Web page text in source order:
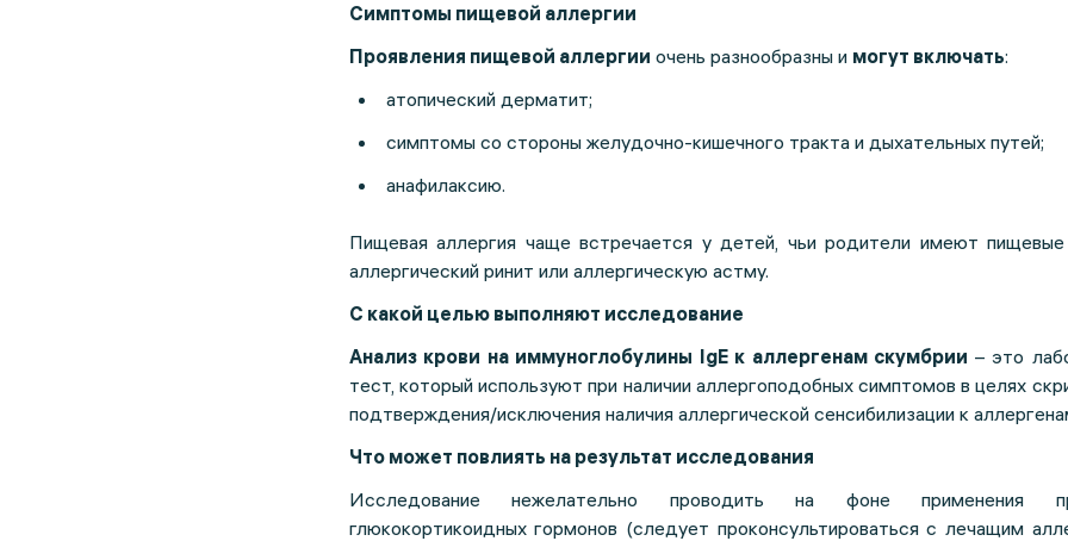
Симптомы пищевой аллергии
Проявления пищевой аллергии очень разнообразны и могут включать:
атопический дерматит;
симптомы со стороны желудочно-кишечного тракта и дыхательных путей;
анафилаксию.
Пищевая аллергия чаще встречается у детей, чьи родители имеют пищевые
аллергический ринит или аллергическую астму.
С какой целью выполняют исследование
Анализ крови на иммуноглобулины IgE к аллергенам скумбрии – это
тест, который используют при наличии аллергоподобных симптомов в целях
подтверждения/исключения наличия аллергической сенсибилизации к
Что может повлиять на результат исследования
Исследование нежелательно проводить на фоне применения
глюкокортикоидных гормонов (следует проконсультироваться с лечащим